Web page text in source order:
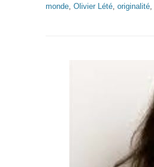
monde, Olivier Lété, originalité,